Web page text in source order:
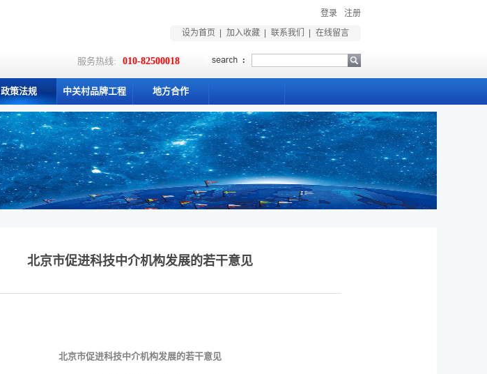
设为首页 加入收藏 联系我们 在线留言
服务热线: 010-82500018
登录 注册
政策法规 中关村品牌工程 地方合作
北京市促进科技中介机构发展的若干意见
北京市促进科技中介机构发展的若干意见